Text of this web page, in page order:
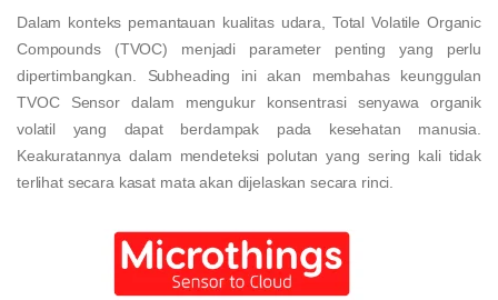
Dalam konteks pemantauan kualitas udara, Total Volatile Organic
Compounds (TVOC) menjadi parameter penting yang perlu
dipertimbangkan. Subheading ini akan membahas keunggulan
TVOC Sensor dalam mengukur konsentrasi senyawa organik
volatil yang dapat berdampak pada kesehatan manusia.
Keakuratannya dalam mendeteksi polutan yang sering kali tidak
terlihat secara kasat mata akan dijelaskan secara rinci.